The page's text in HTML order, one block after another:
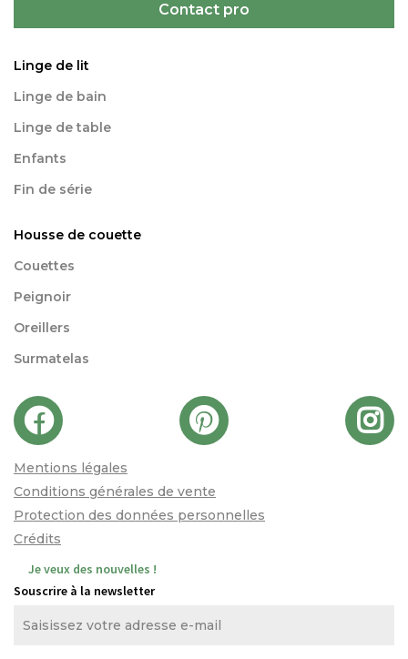
Contact pro
Linge de lit
Linge de bain
Linge de table
Enfants
Fin de série
Housse de couette
Couettes
Peignoir
Oreillers
Surmatelas
Mentions légales
Conditions générales de vente
Protection des données personnelles
Crédits
Je veux des nouvelles !
Souscrire à la newsletter